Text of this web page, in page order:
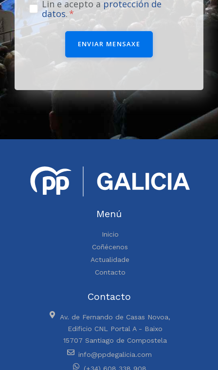
Lin e acepto a protección de
datos.
ENVIAR MENSAXE
Menú
Inicio
Coñécenos
Actualidade
Contacto
Contacto
Av. de Fernando de Casas Novoa,
Edificio CNL Portal A - Baixo
15707 Santiago de Compostela
info@ppdegalicia.com